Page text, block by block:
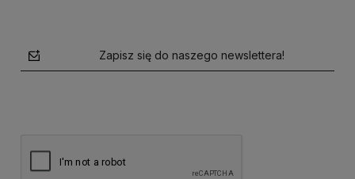
Zapisz się do naszego newslettera!